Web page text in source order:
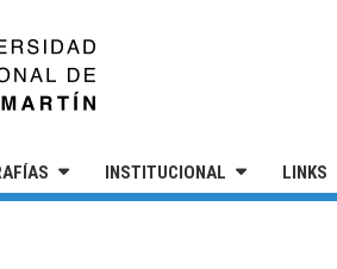
INSTITUCIONAL LINKS